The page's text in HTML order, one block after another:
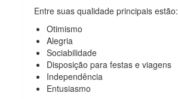
Entre suas qualidade principais estão:
Otimismo
Alegria
Sociabilidade
Disposição para festas e viagens
Independência
Entusiasmo